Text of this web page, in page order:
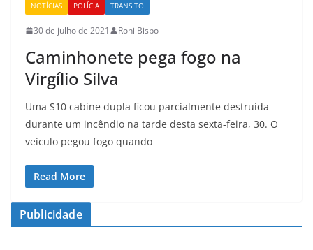
NOTÍCIAS POLÍCIA TRANSITO
30 de julho de 2021 Roni Bispo
Caminhonete pega fogo na
Virgílio Silva
Uma S10 cabine dupla ficou parcialmente destruída
durante um incêndio na tarde desta sexta-feira, 30. O
veículo pegou fogo quando
Read More
Publicidade